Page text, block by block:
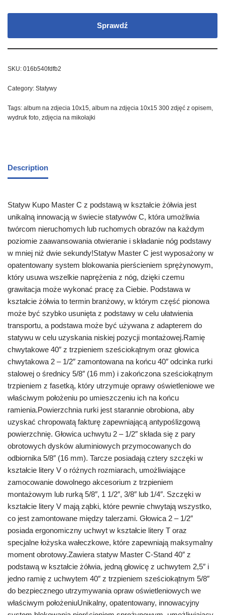
Sprawdź
SKU: 016b540fdfb2
Category: Statywy
Tags: album na zdjecia 10x15, album na zdjęcia 10x15 300 zdjęć z opisem,
wydruk foto, zdjęcia na mikołajki
Description
Statyw Kupo Master C z podstawą w kształcie żółwia jest
unikalną innowacją w świecie statywów C, która umożliwia
twórcom nieruchomych lub ruchomych obrazów na każdym
poziomie zaawansowania otwieranie i składanie nóg podstawy
w mniej niż dwie sekundy!Statyw Master C jest wyposażony w
opatentowany system blokowania pierścieniem sprężynowym,
który usuwa wszelkie naprężenia z nóg, dzięki czemu
grawitacja może wykonać pracę za Ciebie. Podstawa w
kształcie żółwia to termin branżowy, w którym część pionowa
może być szybko usunięta z podstawy w celu ułatwienia
transportu, a podstawa może być używana z adapterem do
statywu w celu uzyskania niskiej pozycji montażowej.Ramię
chwytakowe 40″ z trzpieniem sześciokątnym oraz głowica
chwytakowa 2 – 1/2″ zamontowana na końcu 40″ odcinka rurki
stalowej o średnicy 5/8″ (16 mm) i zakończona sześciokątnym
trzpieniem z fasetką, który utrzymuje oprawy oświetleniowe we
właściwym położeniu po umieszczeniu ich na końcu
ramienia.Powierzchnia rurki jest starannie obrobiona, aby
uzyskać chropowatą fakturę zapewniającą antypoślizgową
powierzchnię. Głowica uchwytu 2 – 1/2″ składa się z pary
obrotowych dysków aluminiowych przymocowanych do
odbiornika 5/8″ (16 mm). Tarcze posiadają cztery szczęki w
kształcie litery V o różnych rozmiarach, umożliwiające
zamocowanie dowolnego akcesorium z trzpieniem
montażowym lub rurką 5/8″, 1 1/2″, 3/8″ lub 1/4″. Szczęki w
kształcie litery V mają ząbki, które pewnie chwytają wszystko,
co jest zamontowane między talerzami. Głowica 2 – 1/2″
posiada ergonomiczny uchwyt w kształcie litery T oraz
specjalne łożyska wałeczkowe, które zapewniają maksymalny
moment obrotowy.Zawiera statyw Master C-Stand 40″ z
podstawą w kształcie żółwia, jedną głowicę z uchwytem 2,5″ i
jedno ramię z uchwytem 40″ z trzpieniem sześciokątnym 5/8″
do bezpiecznego utrzymywania opraw oświetleniowych we
właściwym położeniuUnikalny, opatentowany, innowacyjny